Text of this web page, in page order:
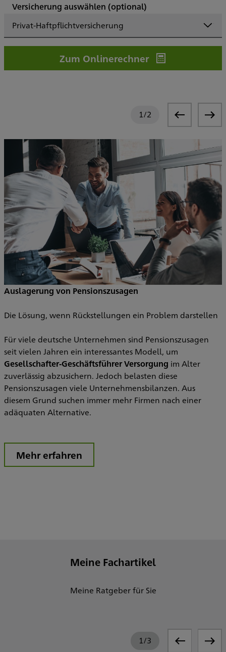
Versicherung auswählen (optional)
Privat-Haftpflichtversicherung
Zum Onlinerechner
1/2
Auslagerung von Pensionszusagen
Die Lösung, wenn Rückstellungen ein Problem darstellen
Für viele deutsche Unternehmen sind Pensionszusagen
seit vielen Jahren ein interessantes Modell, um
Gesellschafter-Geschäftsführer Versorgung im Alter
zuverlässig abzusichern. Jedoch belasten diese
Pensionszusagen viele Unternehmensbilanzen. Aus
diesem Grund suchen immer mehr Firmen nach einer
adäquaten Alternative.
Mehr erfahren
Meine Fachartikel
Meine Ratgeber für Sie
1/3